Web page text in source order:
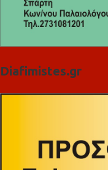
Diafimistes.gr